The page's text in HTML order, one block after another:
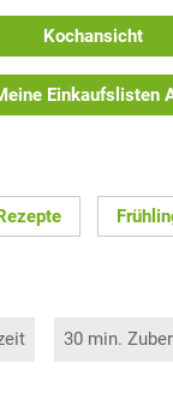
Kochansicht
Einkaufslisten
30 min.